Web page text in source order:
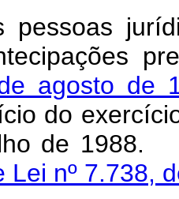
pessoas
agosto de
do
de
Lei nº 7.738,